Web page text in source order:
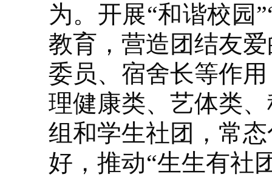
为。开展“和谐校园
教育，营造团结友
委员、宿舍长等作
理健康类、艺体类
组和学生社团，常
好，推动“生生有社